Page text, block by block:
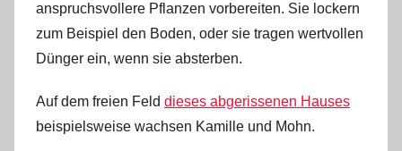
anspruchsvollere Pflanzen vorbereiten. Sie lockern
zum Beispiel den Boden, oder sie tragen wertvollen
Dünger ein, wenn sie absterben.
Auf dem freien Feld dieses abgerissenen Hauses
beispielsweise wachsen Kamille und Mohn.